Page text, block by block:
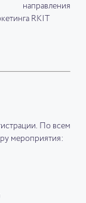
направления
RKIT
По всем
мероприятия: